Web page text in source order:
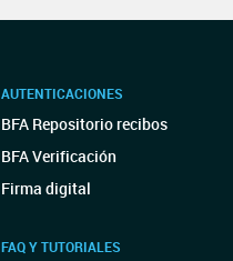
AUTENTICACIONES
BFA Repositorio recibos
BFA Verificación
Firma digital
FAQ Y TUTORIALES